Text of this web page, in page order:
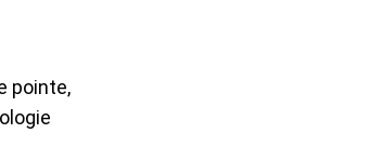
pointe,